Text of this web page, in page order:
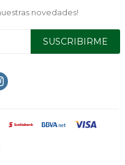
novedades!
SUSCRIBIRME